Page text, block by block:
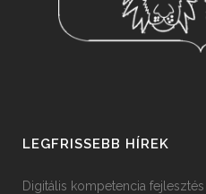
LEGFRISSEBB HÍREK
Digitális kompetencia